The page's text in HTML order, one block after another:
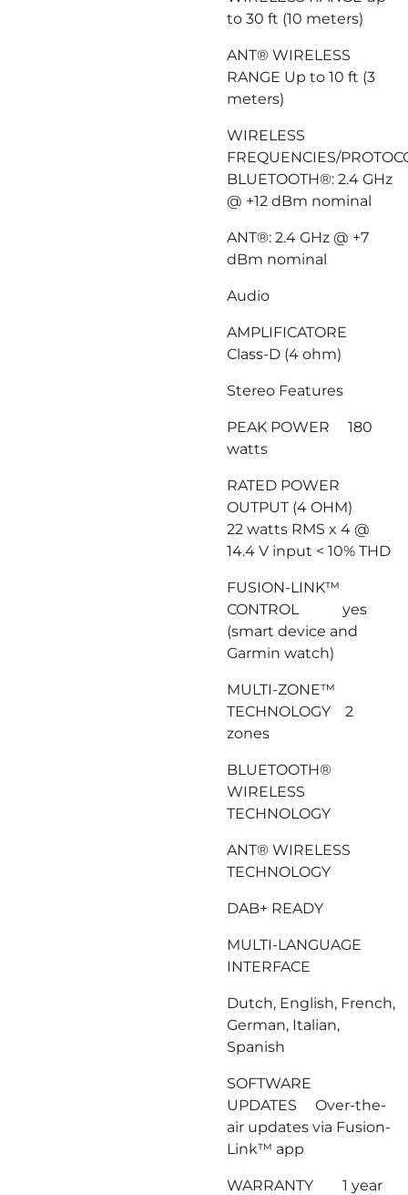
to 30 ft (10 meters)
ANT® WIRELESS
RANGE Up to 10 ft (3
meters)
WIRELESS
FREQUENCIES/
BLUETOOTH®: 2.4 GHz
@ +12 dBm nominal
ANT®: 2.4 GHz @ +7
dBm nominal
Audio
AMPLIFICATORE
Class-D (4 ohm)
Stereo Features
PEAK POWER 180
watts
RATED POWER
OUTPUT (4 OHM)
22 watts RMS x 4 @
14.4 V input < 10% THD
FUSION-LINK™
CONTROL yes
(smart device and
Garmin watch)
MULTI-ZONE™
TECHNOLOGY 2
zones
BLUETOOTH®
WIRELESS
TECHNOLOGY
ANT® WIRELESS
TECHNOLOGY
DAB+ READY
MULTI-LANGUAGE
INTERFACE
Dutch, English, French,
German, Italian,
Spanish
SOFTWARE
UPDATES Over-the-
air updates via Fusion-
Link™ app
WARRANTY 1 year